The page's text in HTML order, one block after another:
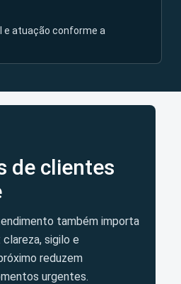
e atuação conforme a
de clientes
também importa
sigilo e
reduzem
urgentes.